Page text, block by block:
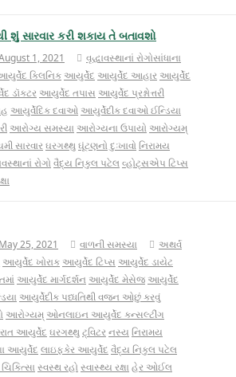
શું સારવાર કરી શકાય તે બતાવશો
1, 2021 વૃદ્ધાવસ્થાનાં રોગોસાંધાના
ક્લિનિક આયુર્વેદ આયુર્વેદ આહાર આયુર્વેદ
ડૉક્ટર આયુર્વેદ તપાસ આયુર્વેદ પ્રશ્નોત્તરી
આયુર્વેદિક દવાઓ આયુર્વેદીક દવાઓ ઈન્ડિયા
આરોગ્ય સમસ્યા આરોગ્યના ઉપાયો આરોગ્યમ્
સારવારઘરગથ્થુઘૂંટણનો દુઃખાવોનિરામય
રોગોવૈદ્ય નિકુલ પટેલવ્હોટ્સએપ ટિપ્સ
May 25, 2021 વાળની સમસ્યા
અથર્વ
આયુર્વેદ ખોરાક આયુર્વેદ ટિપ્સ આયુર્વેદ ડાયેટ
આયુર્વેદ માર્ગદર્શન આયુર્વેદ મેસેજ આયુર્વેદ
આયુર્વેદીક પધ્ધતિથી વજન ઓછું કરવું
આરોગ્યમ્ ઓનલાઇન આયુર્વેદ કન્સલ્ટીંગ
આયુર્વેદ ઘરગથ્થુટ્વિટરનસ્ય નિરામય
આયુર્વેદ લાઇફકેર આયુર્વેદ વૈદ્ય નિકુલ પટેલ
સ્વસ્થ રહોસ્વાસ્થ્ય રક્ષા હેર ઓઈલ